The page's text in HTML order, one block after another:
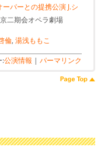
パーとの提携公演 J.シ
二期会オペラ劇場
倫, 湯浅ももこ
:公演情報 | パーマリンク